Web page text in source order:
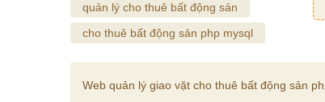
quản lý cho thuê bất động sản
cho thuê bất động sản php mysql
Web quản lý giao vặt cho thuê bất động sản